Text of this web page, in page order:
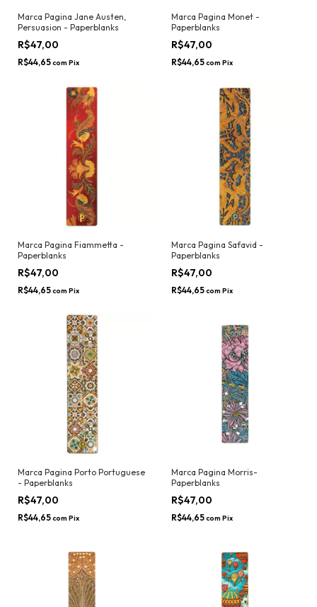
Marca Pagina Jane Austen,
Persuasion - Paperblanks
R$47,00
R$44,65com Pix
Marca Pagina Monet -
Paperblanks
R$47,00
R$44,65com Pix
Marca Pagina Fiammetta -
Paperblanks
R$47,00
R$44,65com Pix
Marca Pagina Safavid -
Paperblanks
R$47,00
R$44,65com Pix
Marca Pagina Porto Portuguese
- Paperblanks
R$47,00
R$44,65com Pix
Marca Pagina Morris-
Paperblanks
R$47,00
R$44,65com Pix